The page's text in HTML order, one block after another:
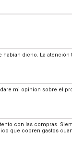
dicho. La
mi opinion sobre el
con las compras.
que cobren gastos